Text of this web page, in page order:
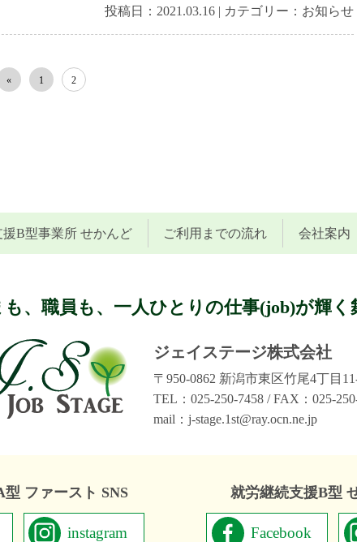
投稿日： 2021.03.16 | カテゴリー： お知らせ
« 1 2
援B型事業所 せかんど ご利用までの流れ 会社案内
、職員も、一人ひとりの仕事(job)が輝く
ジェイステージ株式会社
〒950-0862 新潟市東区竹尾4丁目
TEL：025-250-7458 / FAX：025-
mail：j-stage.1st@ray.ocn.ne.jp
ファースト SNS
instagram
就労継続支援B型
Facebook